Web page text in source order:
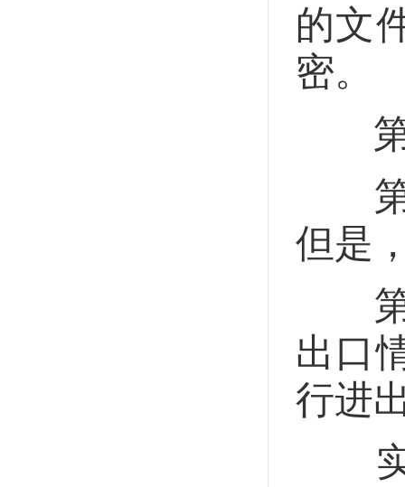
的文
密。
第
第
但是
第
出口
行进
实